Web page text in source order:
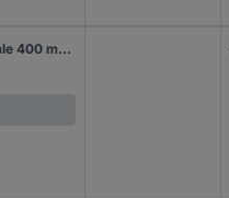
kwb 512818 Foret pour le bois 18 mm Longueur totale 400 mm 1 pc(s)